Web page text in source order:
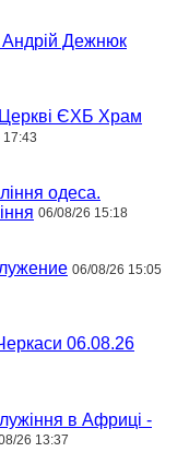
Андрій Дежнюк
ЄХБ Храм
17:43
одеса.
06/08/26 15:18
06/08/26 15:05
06.08.26
в Африці -
26 13:37